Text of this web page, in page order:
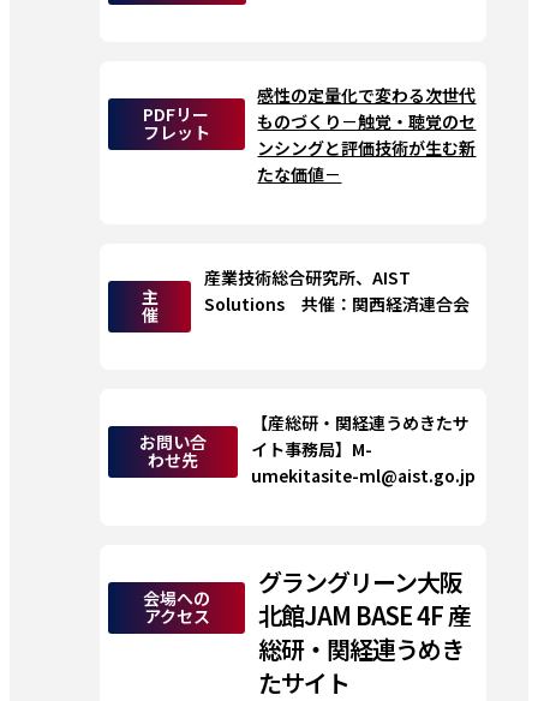
PDFリー
フレット
感性の定量化で変わる次世代
ものづくり－触覚・聴覚のセ
ンシングと評価技術が生む新
たな価値－
主
催
産業技術総合研究所、AIST
Solutions　共催：関西経済連合会
お問い合
わせ先
【産総研・関経連うめきたサ
イト事務局】M-
umekitasite-ml@aist.go.jp
会場への
アクセス
グラングリーン大阪
北館JAM BASE 4F 産
総研・関経連うめき
たサイト